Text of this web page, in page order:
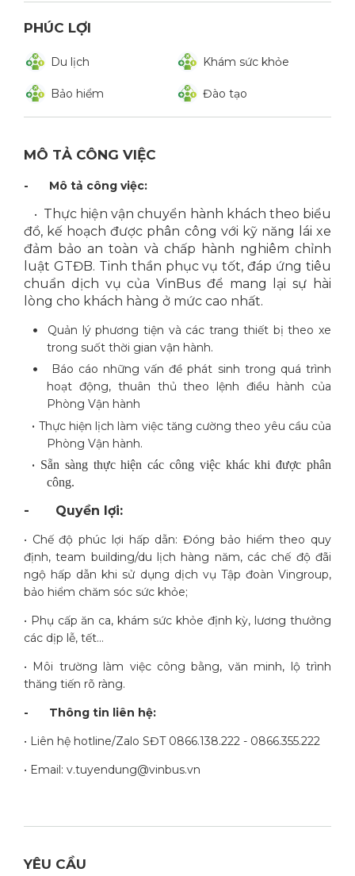
PHÚC LỢI
Du lịch Khám sức khỏe
Bảo hiểm Đào tạo
MÔ TẢ CÔNG VIỆC
-
Mô tả công việc:
• Thực hiện vận chuyển hành khách theo biểu
đồ, kế hoạch được phân công với kỹ năng lái xe
đảm bảo an toàn và chấp hành nghiêm chỉnh
luật GTĐB. Tinh thần phục vụ tốt, đáp ứng tiêu
chuẩn dịch vụ của VinBus để mang lại sự hài
lòng cho khách hàng ở mức cao nhất.
•
Quản lý phương tiện và các trang thiết bị theo xe
trong suốt thời gian vận hành.
•
Báo cáo những vấn đề phát sinh trong quá trình
hoạt động, thuân thủ theo lệnh điều hành của
Phòng Vận hành
• Thực hiện lịch làm việc tăng cường theo yêu cầu của
Phòng Vận hành.
• Sẵn sàng thực hiện các công việc khác khi được phân
công.
- Quyền lợi:
• Chế độ phúc lợi hấp dẫn: Đóng bảo hiểm theo quy
định, team building/du lịch hàng năm, các chế độ đãi
ngộ hấp dẫn khi sử dụng dịch vụ Tập đoàn Vingroup,
bảo hiểm chăm sóc sức khỏe;
• Phụ cấp ăn ca, khám sức khỏe định kỳ, lương thưởng
các dịp lễ, tết…
• Môi trường làm việc công bằng, văn minh, lộ trình
thăng tiến rõ ràng.
-
Thông tin liên hệ:
• Liên hệ hotline/Zalo SĐT 0866.138.222 - 0866.355.222
• Email: v.tuyendung@vinbus.vn
YÊU CẦU